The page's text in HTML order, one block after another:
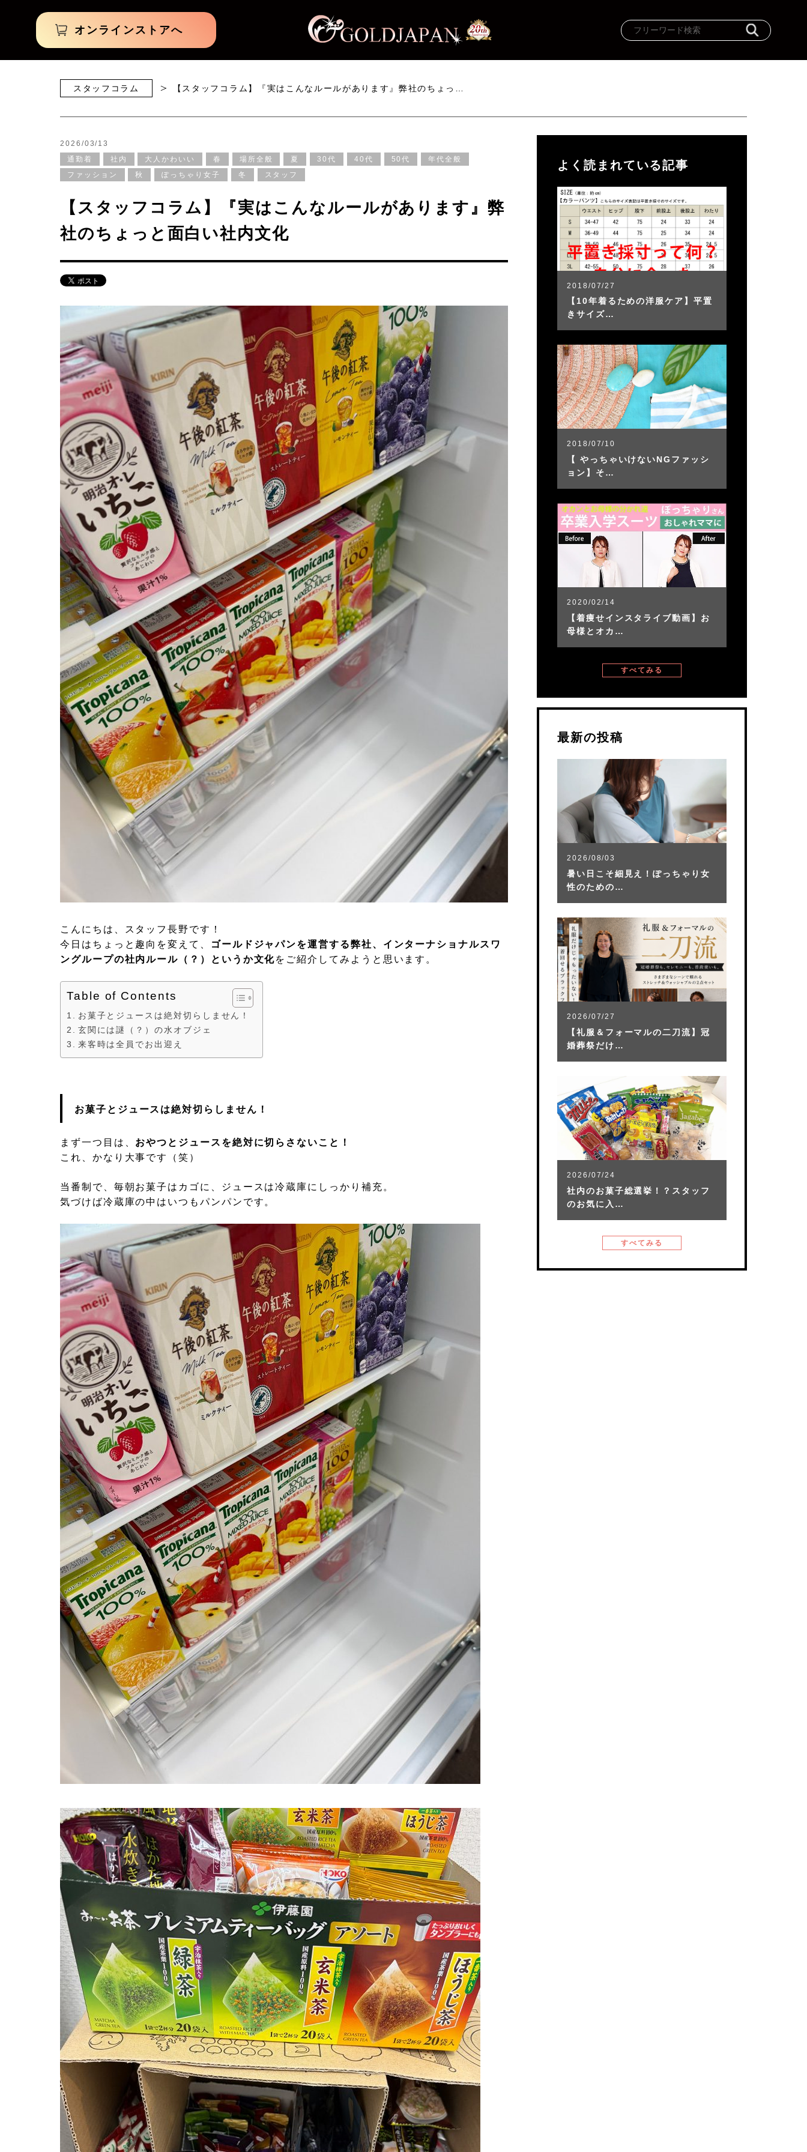
オンラインストアへ
スタッフコラム 【スタッフコラム】『実はこんなルールがあります』弊社のちょっ…
2026/03/13
通勤着
社内 大人かわいい 春 場所全般 夏 30代 40代 50代
年代全般
ファッション
秋 ぽっちゃり女子 冬 スタッフ
【スタッフコラム】『実はこんなルールがあります』弊
社のちょっと面白い社内文化
こんにちは、スタッフ長野です！
今日はちょっと趣向を変えて、
ゴールドジャパンを運営する弊社、インターナショナルスワ
ングループの社内ルール（？）というか文化をご紹介してみようと思います。
Table of Contents
お菓子とジュースは絶対切らしません！
玄関には謎（？）の水オブジェ
来客時は全員でお出迎え
お菓子とジュースは絶対切らしません！
まず一つ目は、 おやつとジュースを絶対に切らさないこと！
これ、かなり大事です（笑）
当番制で、毎朝お菓子はカゴに、ジュースは冷蔵庫にしっかり補充。
気づけば冷蔵庫の中はいつもパンパンです。
よく読まれている記事
2018/07/27
【10年着るための洋服ケア】平置
きサイズ…
2018/07/10
【 やっちゃいけないNGファッシ
ョン】そ…
2020/02/14
【着痩せインスタライブ動画】お
母様とオカ…
すべてみる
最新の投稿
2026/08/03
暑い日こそ細見え！ぽっちゃり女
性のための…
2026/07/27
【礼服＆フォーマルの二刀流】冠
婚葬祭だけ…
2026/07/24
社内のお菓子総選挙！？スタッフ
のお気に入…
すべてみる